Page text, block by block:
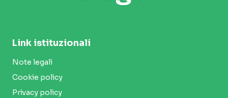
Link istituzionali
Note legali
Cookie policy
Privacy policy